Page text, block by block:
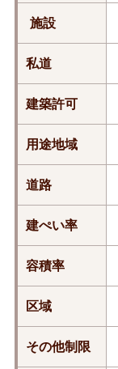
施設
私道
建築許可
用途地域
道路
建ぺい率
容積率
区域
その他制限